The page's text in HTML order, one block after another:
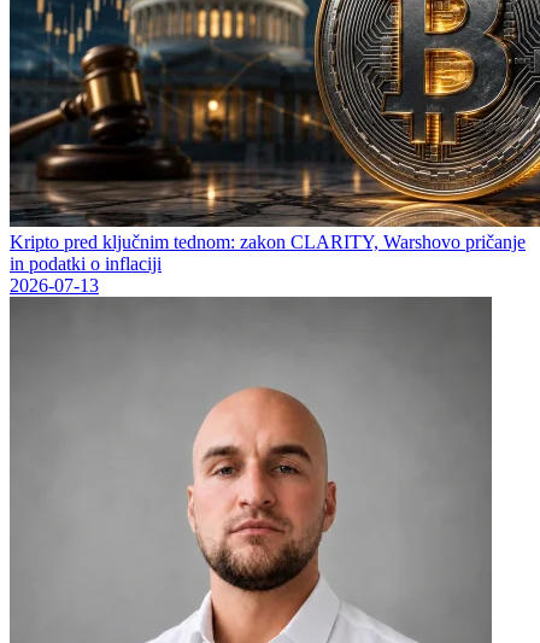
Kripto pred ključnim tednom: zakon CLARITY, Warshovo pričanje
in podatki o inflaciji
2026-07-13